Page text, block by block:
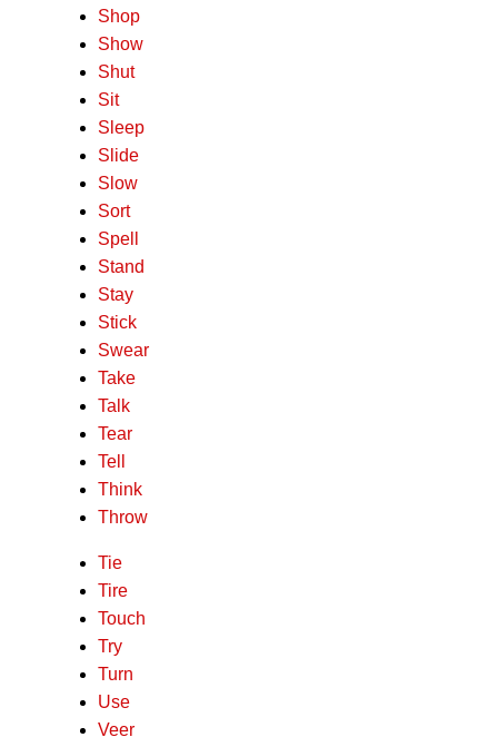
Shop
Show
Shut
Sit
Sleep
Slide
Slow
Sort
Spell
Stand
Stay
Stick
Swear
Take
Talk
Tear
Tell
Think
Throw
Tie
Tire
Touch
Try
Turn
Use
Veer